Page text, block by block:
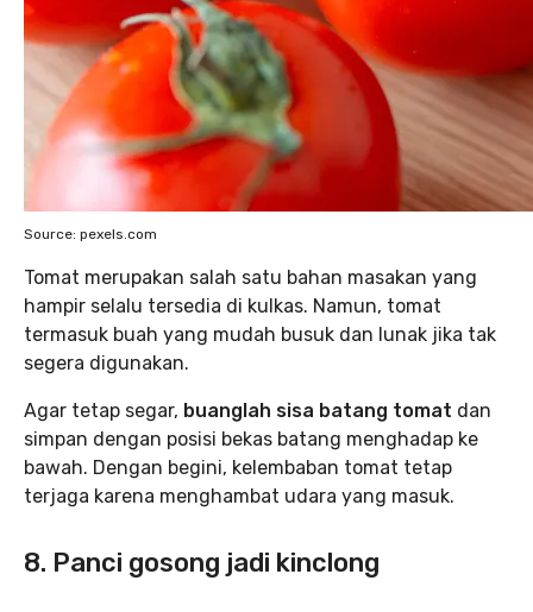
Source: pexels.com
Tomat merupakan salah satu bahan masakan yang
hampir selalu tersedia di kulkas. Namun, tomat
termasuk buah yang mudah busuk dan lunak jika tak
segera digunakan.
Agar tetap segar, buanglah sisa batang tomat dan
simpan dengan posisi bekas batang menghadap ke
bawah. Dengan begini, kelembaban tomat tetap
terjaga karena menghambat udara yang masuk.
8. Panci gosong jadi kinclong